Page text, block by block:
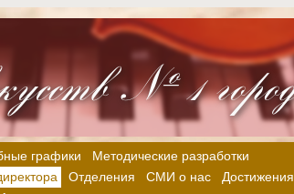
графики
Методические разработки
Отделения СМИ о нас Достижения